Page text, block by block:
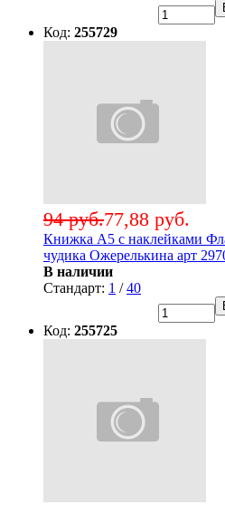
Код: 255729
77,88 руб.
94 руб.
Книжка А5 с наклейками
чудика Ожерелькина арт
В наличии
Стандарт: 1 /40
Код: 255725